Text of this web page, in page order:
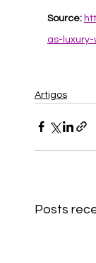
Source:
as-
Artigos
Posts